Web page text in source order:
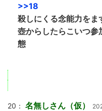
>>18
殺しにくる念能力をま
壺からしたらこいつ参
態
20： 名無しさん（仮）